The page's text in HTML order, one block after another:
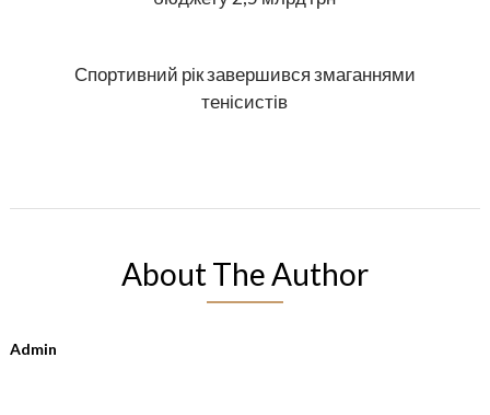
Спортивний рік завершився змаганнями
тенісистів
About The Author
Admin